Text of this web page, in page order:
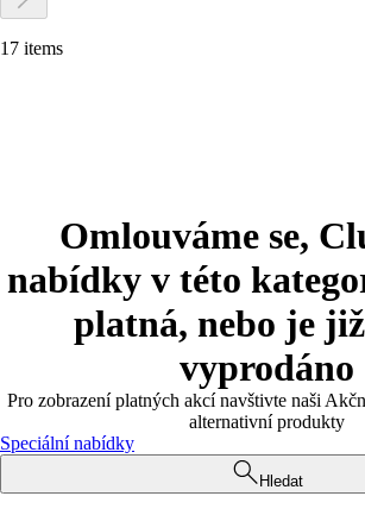
17 items
Omlouváme se,
nabídky v této
platná, nebo je
vyprodáno
Pro zobrazení platných akcí navštivte naši
alternativní produkty
Speciální nabídky
Hledat